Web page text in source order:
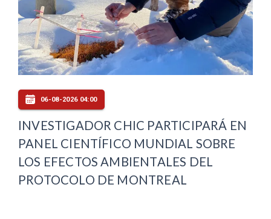
06-08-2026 04:00
INVESTIGADOR CHIC PARTICIPARÁ EN
PANEL CIENTÍFICO MUNDIAL SOBRE
LOS EFECTOS AMBIENTALES DEL
PROTOCOLO DE MONTREAL